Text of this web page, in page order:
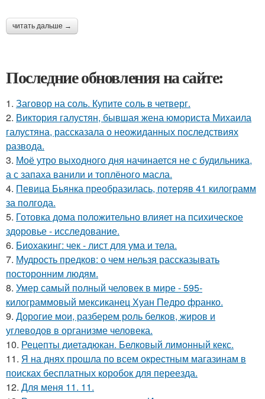
читать дальше →
Последние обновления на сайте:
1. Заговор на соль. Купите соль в четверг.
2. Виктория галустян, бывшая жена юмориста Михаила
галустяна, рассказала о неожиданных последствиях
развода.
3. Моё утро выходного дня начинается не с будильника,
а с запаха ванили и топлёного масла.
4. Певица Бьянка преобразилась, потеряв 41 килограмм
за полгода.
5. Готовка дома положительно влияет на психическое
здоровье - исследование.
6. Биохакинг: чек - лист для ума и тела.
7. Мудрость предков: о чем нельзя рассказывать
посторонним людям.
8. Умер самый полный человек в мире - 595-
килограммовый мексиканец Хуан Педро франко.
9. Дорогие мои, разберем роль белков, жиров и
углеводов в организме человека.
10. Рецепты диетадюкан. Белковый лимонный кекс.
11. Я на днях прошла по всем окрестным магазинам в
поисках бесплатных коробок для переезда.
12. Для меня 11. 11.